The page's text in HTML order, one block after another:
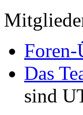
Foren-
Das
sind